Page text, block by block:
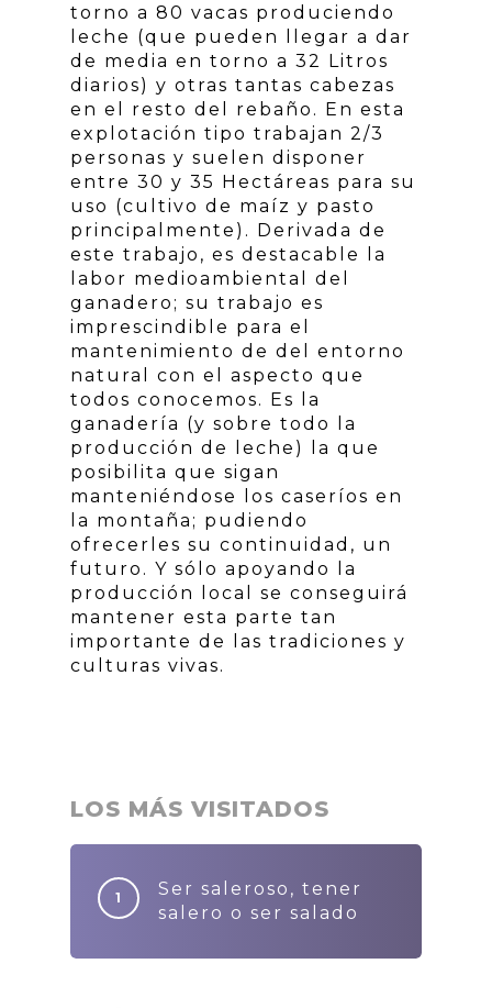
torno a 80 vacas produciendo
leche (que pueden llegar a dar
de media en torno a 32 Litros
diarios) y otras tantas cabezas
en el resto del rebaño. En esta
explotación tipo trabajan 2/3
personas y suelen disponer
entre 30 y 35 Hectáreas para su
uso (cultivo de maíz y pasto
principalmente). Derivada de
este trabajo, es destacable la
labor medioambiental del
ganadero; su trabajo es
imprescindible para el
mantenimiento de del entorno
natural con el aspecto que
todos conocemos. Es la
ganadería (y sobre todo la
producción de leche) la que
posibilita que sigan
manteniéndose los caseríos en
la montaña; pudiendo
ofrecerles su continuidad, un
futuro. Y sólo apoyando la
producción local se conseguirá
mantener esta parte tan
importante de las tradiciones y
culturas vivas.
LOS MÁS VISITADOS
Ser saleroso, tener
salero o ser salado